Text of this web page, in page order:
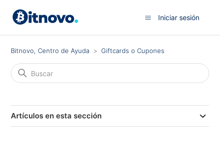
Iniciar sesión
Bitnovo, Centro de Ayuda Giftcards o Cupones
Artículos en esta sección